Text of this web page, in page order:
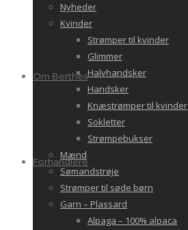
Nyheder
Kvinder
Strømper til kvinder
Glimmer
Halvhandsker
Handsker
Knæstrømper til kvinder
Sokletter
Strømpebukser
Mænd
Sømandstrøje
Strømper til søde børn
Garn – Plassard
Alpaga – 100% alpaca
Om Berthes
Forhandlere